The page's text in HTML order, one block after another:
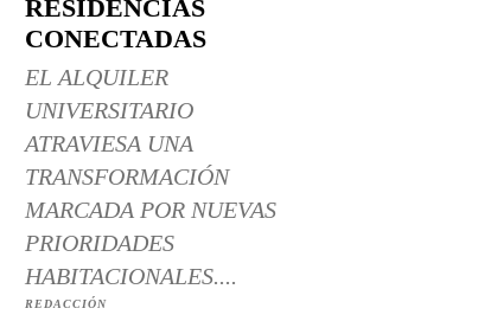
RESIDENCIAS
CONECTADAS
EL ALQUILER
UNIVERSITARIO
ATRAVIESA UNA
TRANSFORMACIÓN
MARCADA POR NUEVAS
PRIORIDADES
HABITACIONALES....
REDACCIÓN